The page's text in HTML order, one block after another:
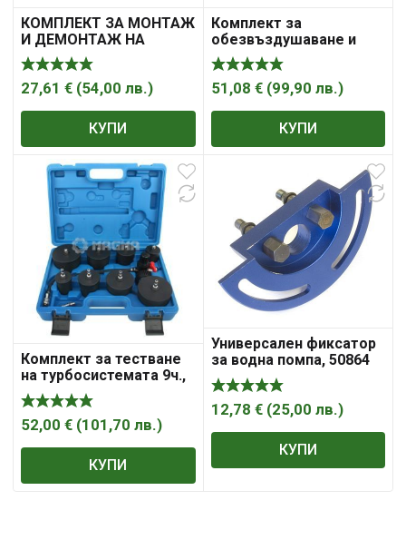
КОМПЛЕКТ ЗА МОНТАЖ
И ДЕМОНТАЖ НА
ВОДНА ПОМПА НА VW,
MG50373
27,61 € (54,00 лв.)
КУПИ
Комплект за
обезвъздушаване и
пълнене на
охладителната система
51,08 € (99,90 лв.)
КУПИ
Комплект за тестване
на турбосистемата 9ч.,
51103
52,00 € (101,70 лв.)
КУПИ
Универсален фиксатор
за водна помпа, 50864
12,78 € (25,00 лв.)
КУПИ